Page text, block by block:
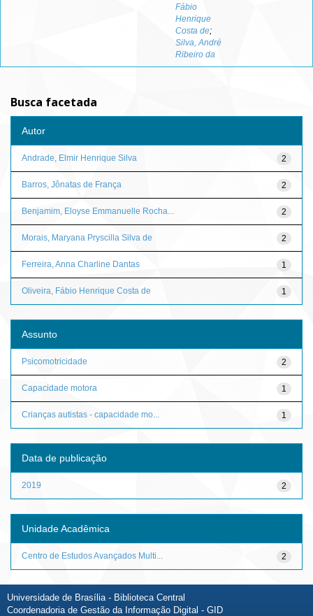
Fábio
Henrique
Costa de;
Silva, André
Ribeiro da
Busca facetada
Autor
2
Andrade, Elmir Henrique Silva
2
Barros, Jônatas de França
2
Benjamim, Eloyse Emmanuelle Rocha...
2
Morais, Maryana Pryscilla Silva de
1
Ferreira, Anna Charline Dantas
1
Oliveira, Fábio Henrique Costa de
Assunto
2
Psicomotricidade
1
Capacidade motora
1
Crianças autistas - capacidade mo...
Data de publicação
2
2019
Unidade Acadêmica
2
Centro de Estudos Avançados Multi...
Universidade de Brasília - Biblioteca Central
Coordenadoria de Gestão da Informação Digital - GID